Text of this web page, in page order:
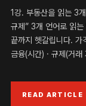
1강. 부동산을 읽는 3
규제” 3개 언어로 읽
끝까지 헷갈립니다. 가
금융(시간) · 규제(거
READ ARTICLE